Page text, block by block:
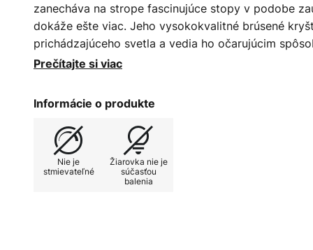
zanecháva na strope fascinujúce stopy v podobe
dokáže ešte viac. Jeho vysokokvalitné brúsené
prichádzajúceho svetla a vedia ho očarujúcim
okolia. Stropné svietidlo je pôsobivé v recepciách a
takmer veľkolepý nádych a svojím nádherným
kov s povrchovou úpravou leštený nikel tvorí
svietidla dokonale elegantný dizajnový objekt.
Prečítajte si viac
Informácie o produkte
Nie je
stmievateľné
Žiarovka nie je
súčasťou
balenia